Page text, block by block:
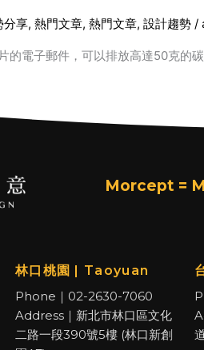
分享, 熱門文章​, 熱門文章, 設計趨勢 /
的電子郵件，可以排放高達50克的
Morcept =
林口桃園 | Taoyuan
Phone｜02-2630-7060
Address｜新北市林口區文化
二路一段390號5樓 (林口新創